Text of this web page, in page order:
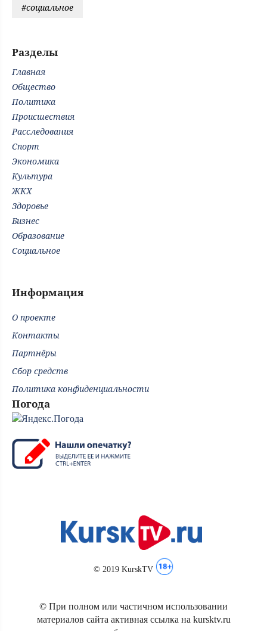
#социальное
Разделы
Главная
Общество
Политика
Происшествия
Расследования
Спорт
Экономика
Культура
ЖКХ
Здоровье
Бизнес
Образование
Социальное
Информация
О проекте
Контакты
Партнёры
Сбор средств
Политика конфиденциальности
Погода
© 2019 KurskTV
© При полном или частичном использовании
материалов сайта активная ссылка на kursktv.ru